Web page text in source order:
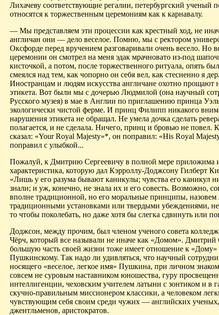
Лихачеву соответ­ствующие регалии, петербургский ученый
относятся к тор­жественным церемониям как к карнавалу.
— Мы представляем эти процессии как крестный ход, не
англичан они — дело веселое. Помню, мы с ректором
Оксфорде перед вручением разговаривали очень весело. Но
церемонии он смотрел на меня эдак мрачновато из-под
кисточкой, а потом, после торжественного ритуала, опять
смеялся над тем, как чопорно он себя вел, как стесненно я
Иностранцам и людям искусства англичане охотно прощают
этикета. Вот были мы с дочерью Людмилой (она научный
Русского музея) в мае в Англии по приглашению принца
экологически чистой ферме. И принц Филипп никакого
нарушения этикета не обращал. Не умела дочка сделать
полагается, и не сделала. Ничего, принц и бровью не повел.
сказал: «Your Royal Majesty»*, он поправил: «His Royal
поправил с улыбкой...
Пожалуй, к Дмитрию Сергеевичу в полной мере приложима
характеристика, которую дал Кэрроллу-Доджсону Гилберт
«Лишь у его разума бывают каникулы; чувства его каникул
знали; и уж, конечно, не знала их и его совесть. Возможно,
вполне традиционной, но его моральные принципы,
традиционными установками или твердыми убеждениями,
то чтобы поколебать, но даже хотя бы слегка сдвинуть или
Доджсон, между прочим, был членом ученого совета
Чёрч, который все называли не иначе как «Домом». Дмитрий
большую часть своей жизни тоже имеет отношение к
Пушкинскому. Так надо ли удивляться, что научный
носящего «веселое, легкое имя» Пушкина, при личном
совсем не суровым наставником юношества, гуру
интеллигенции, чеховским учителем латыни с зонтиком и в
скучно-правильным миссионером классики, а человеком
чувствующим себя своим среди чужих — английских ученых,
джентльменов, аристократов.